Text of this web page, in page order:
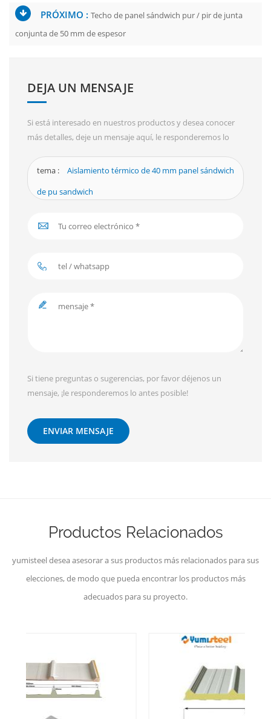
PRÓXIMO : Techo de panel sándwich pur / pir de junta
conjunta de 50 mm de espesor
DEJA UN MENSAJE
Si está interesado en nuestros productos y desea conocer
más detalles, deje un mensaje aquí, le responderemos lo
tema :
Aislamiento térmico de 40 mm panel sándwich
de pu sandwich
Si tiene preguntas o sugerencias, por favor déjenos un
mensaje, ¡le responderemos lo antes posible!
ENVIAR MENSAJE
Productos Relacionados
yumisteel desea asesorar a sus productos más relacionados para sus
elecciones, de modo que pueda encontrar los productos más
adecuados para su proyecto.